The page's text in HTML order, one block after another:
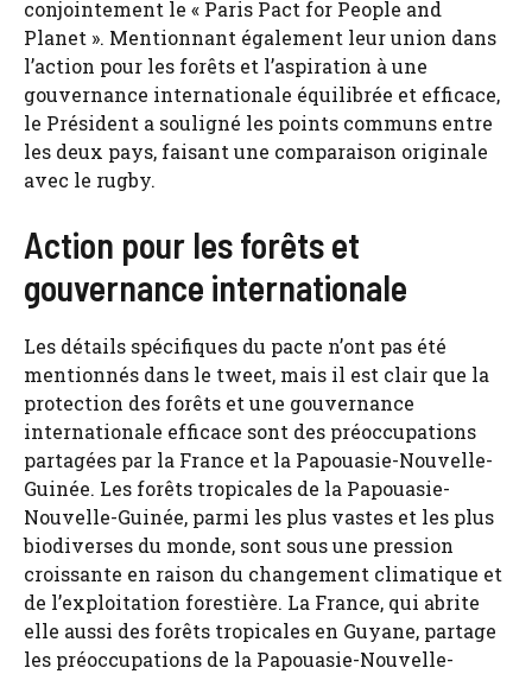
conjointement le « Paris Pact for People and
Planet ». Mentionnant également leur union dans
l’action pour les forêts et l’aspiration à une
gouvernance internationale équilibrée et efficace,
le Président a souligné les points communs entre
les deux pays, faisant une comparaison originale
avec le rugby.
Action pour les forêts et
gouvernance internationale
Les détails spécifiques du pacte n’ont pas été
mentionnés dans le tweet, mais il est clair que la
protection des forêts et une gouvernance
internationale efficace sont des préoccupations
partagées par la France et la Papouasie-Nouvelle-
Guinée. Les forêts tropicales de la Papouasie-
Nouvelle-Guinée, parmi les plus vastes et les plus
biodiverses du monde, sont sous une pression
croissante en raison du changement climatique et
de l’exploitation forestière. La France, qui abrite
elle aussi des forêts tropicales en Guyane, partage
les préoccupations de la Papouasie-Nouvelle-